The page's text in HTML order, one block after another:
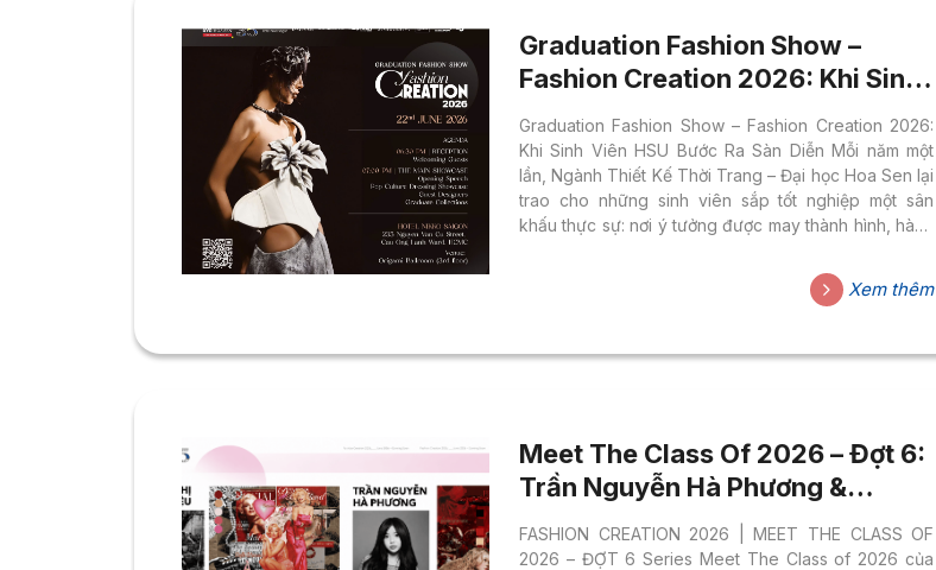
Graduation Fashion Show –
Fashion Creation 2026: Khi Sinh
Viên HSU Bước Ra Sàn Diễn
Graduation Fashion Show – Fashion Creation 2026:
Khi Sinh Viên HSU Bước Ra Sàn Diễn Mỗi năm một
lần, Ngành Thiết Kế Thời Trang – Đại học Hoa Sen lại
trao cho những sinh viên sắp tốt nghiệp một sân
khấu thực sự: nơi ý tưởng được may thành hình, hành
tập sống động dưới ánh đèn sân khấu. Đó chính là
tinh thần của Fashion Creation – sự kiện Đồ Án Tốt
là một chương mới đầy cảm xúc...
Xem thêm
Meet The Class Of 2026 – Đợt 6:
Trần Nguyễn Hà Phương &
Nguyễn Thị Huyền Diệu | Fashion
Creation 2026
FASHION CREATION 2026 | MEET THE CLASS OF
2026 – ĐỢT 6 Series Meet The Class of 2026 của